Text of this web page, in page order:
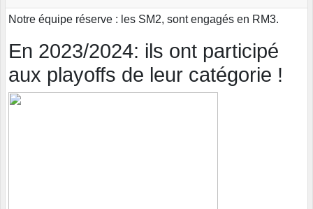
Notre équipe réserve : les SM2, sont engagés en RM3.
En 2023/2024: ils ont participé
aux playoffs de leur catégorie !